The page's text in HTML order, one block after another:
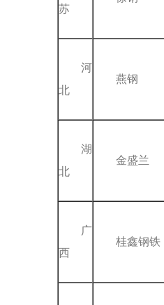
苏
河
北
燕钢
湖
北
金盛兰
广
西
桂鑫钢铁